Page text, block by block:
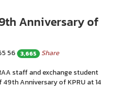
Anniversary of
56 3,665
Share
staff and exchange student
Anniversary of KPRU at 14